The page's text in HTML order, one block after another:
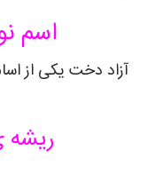
اسم
آزاد دخت یکی از
ریشه